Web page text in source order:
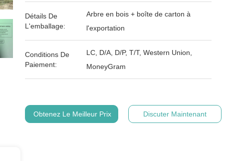
Détails De
L'emballage:
Arbre en bois + boîte de carton à
l'exportation
Conditions De
Paiement:
LC, D/A, D/P, T/T, Western Union,
MoneyGram
Obtenez Le Meilleur Prix Discuter Maintenant